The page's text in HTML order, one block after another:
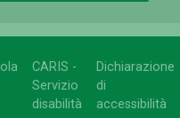
CARIS -
Servizio
disabilità
Dichiarazione
di
accessibilità